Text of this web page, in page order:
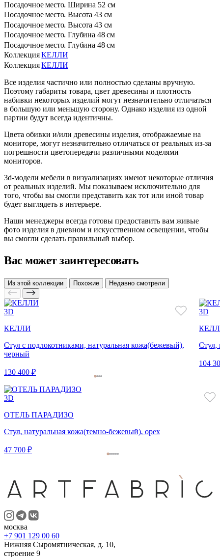
Посадочное место. Ширина 52 см
Посадочное место. Высота 43 см
Посадочное место. Высота 43 см
Посадочное место. Глубина 48 см
Посадочное место. Глубина 48 см
Коллекция КЕЛЛИ
Коллекция КЕЛЛИ
Все изделия частично или полностью сделаны вручную.
Поэтому габариты товара, цвет древесины и плотность
набивки некоторых изделий могут незначительно отличаться
в большую или меньшую сторону. Однако изделия из одной
партии будут всегда идентичны.
Цвета обивки и/или древесины изделия, отображаемые на
мониторе, могут незначительно отличаться от реальных из-за
погрешности цветопередачи различными моделями
мониторов.
3d-модели мебели в визуализациях имеют некоторые отличия
от реальных изделий. Мы показываем исключительно для
того, чтобы вы смогли представить как тот или иной товар
будет выглядеть в интерьере.
Наши менеджеры всегда готовы предоставить вам живые
фото изделия в дневном и искусственном освещении, чтобы
вы смогли сделать правильный выбор.
Вас может заинтересовать
Из этой коллекции Похожие Недавно смотрели
3D
КЕЛЛИ
Стул с подлокотниками, натуральная кожа(бежевый),
черный
130 400 ₽
3D
Стул,
104
3D
ОТЕЛЬ ПАРАДИЗО
Стул, натуральная кожа(темно-бежевый), орех
47 700 ₽
москва
+7 901 129 00 60
Нижняя Сыромятническая, д. 10,
строение 9